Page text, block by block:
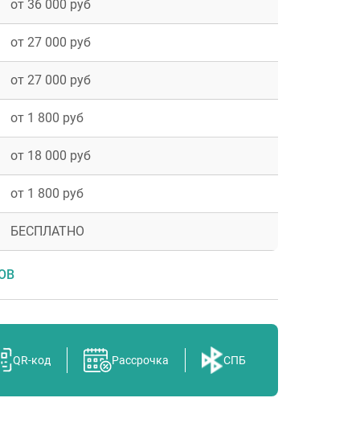
от 36 000 руб
от 27 000 руб
от 27 000 руб
от 1 800 руб
от 18 000 руб
от 1 800 руб
БЕСПЛАТНО
QR-код Рассрочка СПБ